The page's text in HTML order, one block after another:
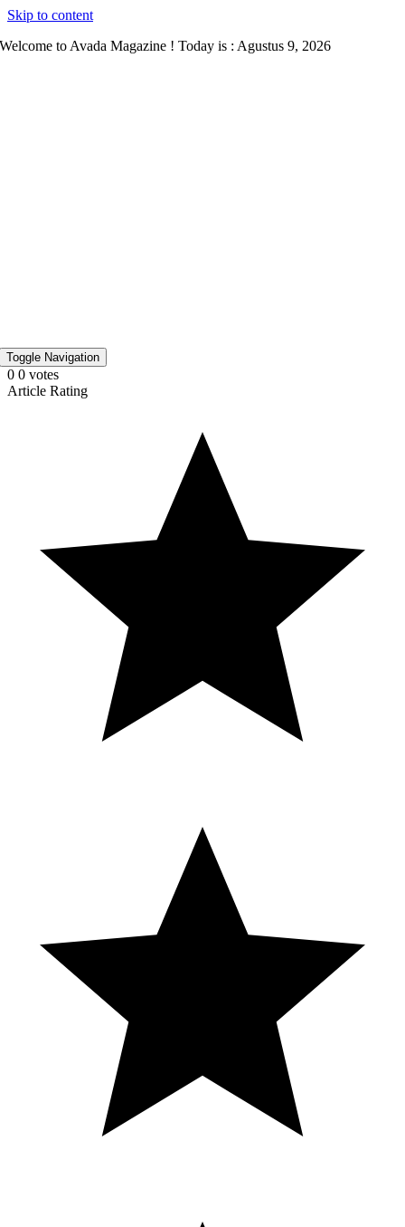
Skip to content
Welcome to Avada Magazine ! Today is : Agustus 9, 2026
Toggle Navigation
0 0 votes
Article Rating